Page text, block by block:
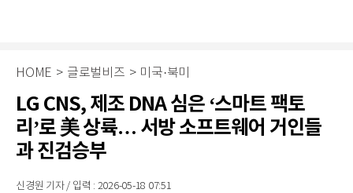
HOME > 글로벌비즈 > 미국·북미
LG CNS, 제조 DNA 심은 ‘스마트 팩토
리’로 美 상륙… 서방 소프트웨어 거인들
과 진검승부
신경원 기자 / 입력 : 2026-05-18 07:51